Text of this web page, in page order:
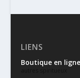
LIENS
Boutique en ligne